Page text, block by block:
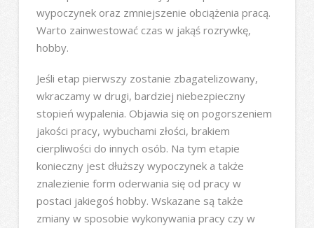
wypoczynek oraz zmniejszenie obciążenia pracą.
Warto zainwestować czas w jakąś rozrywkę,
hobby.
Jeśli etap pierwszy zostanie zbagatelizowany,
wkraczamy w drugi, bardziej niebezpieczny
stopień wypalenia. Objawia się on pogorszeniem
jakości pracy, wybuchami złości, brakiem
cierpliwości do innych osób. Na tym etapie
konieczny jest dłuższy wypoczynek a także
znalezienie form oderwania się od pracy w
postaci jakiegoś hobby. Wskazane są także
zmiany w sposobie wykonywania pracy czy w